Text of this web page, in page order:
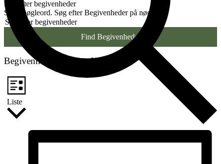
Søg efter begivenheder
Skriv nøgleord. Søg efter Begivenheder på nøgleord.
Find Begivenheder
Begivenhed Visninger Navigation
Liste